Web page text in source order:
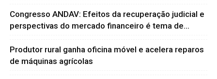
Congresso ANDAV: Efeitos da recuperação judicial e
perspectivas do mercado financeiro é tema de...
Produtor rural ganha oficina móvel e acelera reparos
de máquinas agrícolas